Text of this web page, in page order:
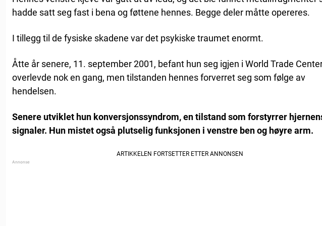
hadde satt seg fast i bena og føttene hennes. Begge deler måtte opereres.
I tillegg til de fysiske skadene var det psykiske traumet enormt.
Åtte år senere, 11. september 2001, befant hun seg igjen i World Trade
overlevde nok en gang, men tilstanden hennes forverret seg som følge av
hendelsen.
Senere utviklet hun konversjonssyndrom, en tilstand som forstyrrer
signaler. Hun mistet også plutselig funksjonen i venstre ben og høyre arm.